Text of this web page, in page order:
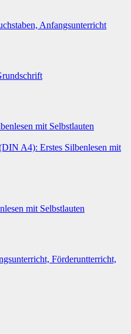
mit Selbstlauten